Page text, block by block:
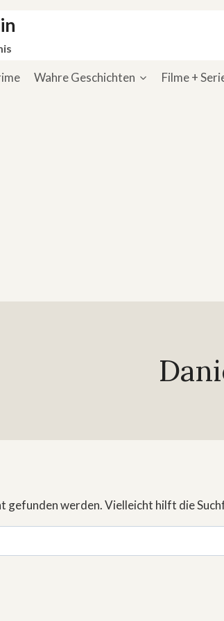
Wahre Geschichten Filme +
gefunden werden. Vielleicht hilft die